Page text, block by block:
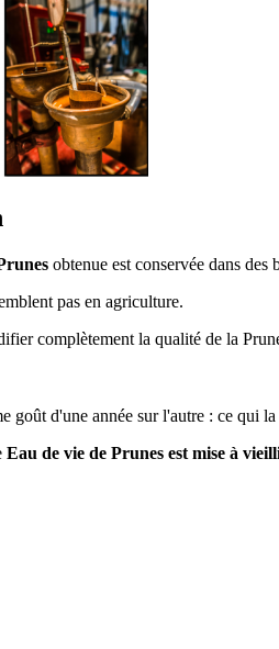
obtenue est conservée dans des
pas en agriculture.
complètement la qualité de la
goût d'une année sur l'autre : ce qui la
Eau de vie de Prunes est mise à